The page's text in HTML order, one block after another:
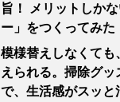
旨！ メリットしか
ー」をつくってみた
模様替えしなくても
えられる。掃除グ
で、生活感がスッと